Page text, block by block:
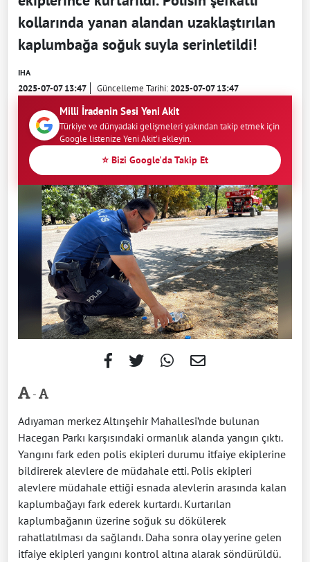
kollarında yanan alandan uzaklaştırılan
kaplumbağa soğuk suyla serinletildi!
IHA
2025-07-07 13:47 Güncelleme Tarihi:2025-07-07 13:47
Milli İradenin Sesi Yeni Akit
Türkiye ve dünyadaki gelişmeleri yakından takip etmek için
Google listenize Yeni Akit'i ekleyin.
⭐ Bizi Google'da Takip Et
-
Adıyaman merkez Altınşehir Mahallesi’nde bulunan
Hacegan Parkı karşısındaki ormanlık alanda yangın çıktı.
Yangını fark eden polis ekipleri durumu itfaiye ekiplerine
bildirerek alevlere de müdahale etti. Polis ekipleri
alevlere müdahale ettiği esnada alevlerin arasında kalan
kaplumbağayı fark ederek kurtardı. Kurtarılan
kaplumbağanın üzerine soğuk su dökülerek
rahatlatılması da sağlandı. Daha sonra olay yerine gelen
itfaiye ekipleri yangını kontrol altına alarak söndürüldü.